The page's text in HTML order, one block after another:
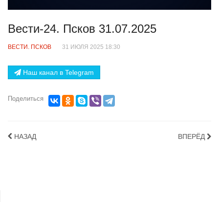
Вести-24. Псков 31.07.2025
ВЕСТИ. ПСКОВ 31 ИЮЛЯ 2025 18:30
Наш канал в Telegram
Поделиться
НАЗАД ВПЕРЁД